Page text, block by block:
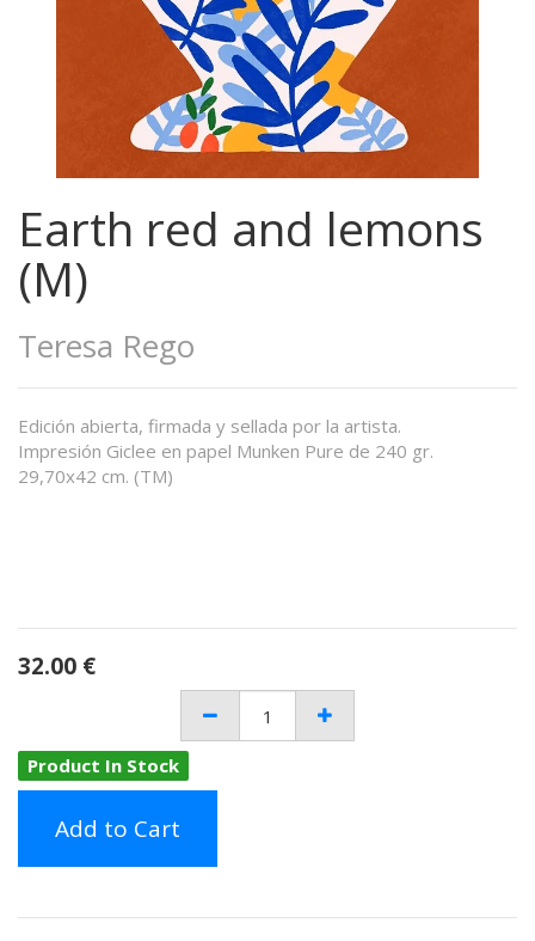
Earth red and lemons
(M)
Teresa Rego
Edición abierta, firmada y sellada por la artista.
Impresión Giclee en papel Munken Pure de 240 gr.
29,70x42 cm. (TM)
32.00 €
Product In Stock
Add to Cart